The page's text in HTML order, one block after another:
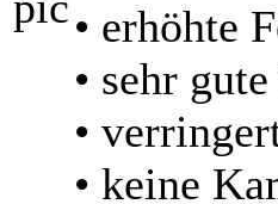
• erhöhte
• sehr
•
• keine